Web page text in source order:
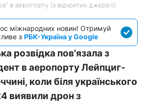
в аеропорту (з відкритих джерел)
міжнародних новин! Отримуй
з РБК-Україна у Google
розвідка пов'язала з
в аеропорту Лейпциг-
коли біля українського
виявили дрон з